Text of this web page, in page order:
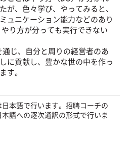
が、色々学び、やってみると、
ュニケーション能力などのあり
り方が分っても実行できない
じ、自分と周りの経営者のあ
に貢献し、豊かな世の中を作っ
す。
本語で行います。招聘コーチの
本語への逐次通訳の形式で行いま